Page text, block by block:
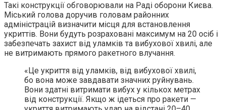
Такі конструкції обговорювали на Раді оборони Києва.
Міський голова доручив головам районних
адміністрацій визначити місця для встановлення
укриттів. Вони будуть розраховані максимум на 20 осіб і
забезпечать захист від уламків та вибухової хвилі, але
не витримають прямого ракетного влучання.
«Це укриття від уламків, від вибухової хвилі,
бо вона може завдавати значних руйнувань.
Вони здатні витримати вибух у кількох метрах
від конструкції. Якщо ж ідеться про ракети —